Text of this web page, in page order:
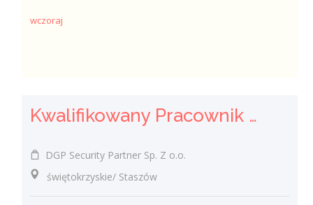
wczoraj
Kwalifikowany Pracownik / Kwalifikowana Pracowniczka Ochrony
DGP Security Partner Sp. Z o.o.
świętokrzyskie/ Staszów